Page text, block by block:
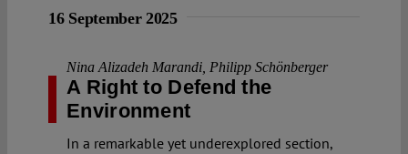
16 September 2025
Nina Alizadeh Marandi, Philipp Schönberger
A Right to Defend the
Environment
In a remarkable yet underexplored section,